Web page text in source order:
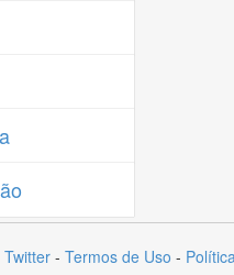
Twitter - Termos de Uso -